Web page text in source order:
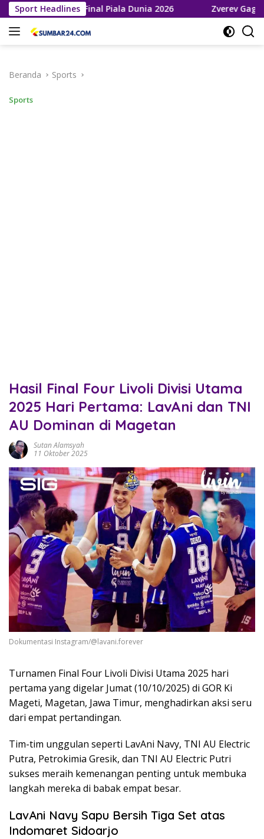
Langsung
ke
konten
Sport Headlines
ke Final Piala Dunia 2026 Zverev Gagal Juara di
Beranda Sports
Sports
Hasil Final Four Livoli Divisi Utama
2025 Hari Pertama: LavAni dan TNI
AU Dominan di Magetan
Sutan Alamsyah
11 Oktober 2025
Dokumentasi Instagram/@lavani.forever
Turnamen Final Four Livoli Divisi Utama 2025 hari
pertama yang digelar Jumat (10/10/2025) di GOR Ki
Mageti, Magetan, Jawa Timur, menghadirkan aksi seru
dari empat pertandingan.
Tim-tim unggulan seperti LavAni Navy, TNI AU Electric
Putra, Petrokimia Gresik, dan TNI AU Electric Putri
sukses meraih kemenangan penting untuk membuka
langkah mereka di babak empat besar.
LavAni Navy Sapu Bersih Tiga Set atas
Indomaret Sidoarjo